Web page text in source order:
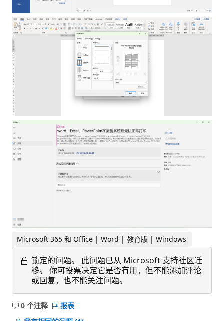
Microsoft 365 和 Office | Word | 教育版 | Windows
锁定的问题。
此问题已从 Microsoft 支持社区迁
移。 你可投票决定它是否有用，但不能添加评论
或回复，也不能关注问题。
0 个注释
无
报表